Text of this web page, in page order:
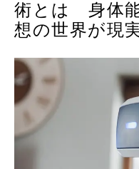
術とは 身体能
想の世界が現